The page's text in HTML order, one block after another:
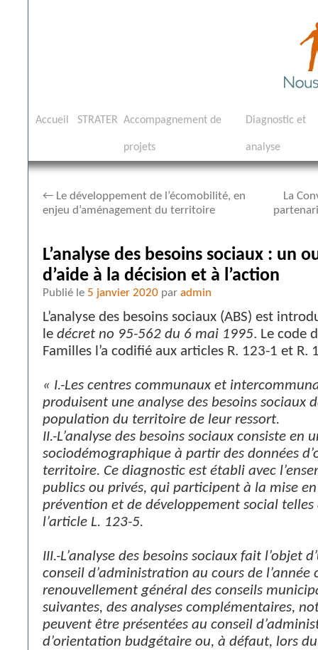
Aller
contenu
Accueil STRATER Accompagnement de
projets
Diagnostic et
analyse
← Le développement de l’écomobilité, en
enjeu d’aménagement du territoire
La
L’analyse des besoins sociaux : un
d’aide à la décision et à l’action
Publié le 5 janvier 2020 par admin
L’analyse des besoins sociaux (ABS) est
le décret no 95-562 du 6 mai 1995. Le code
Familles l’a codifié aux articles R. 123-1 et R.
« I.-Les centres communaux et
produisent une analyse des besoins sociaux
population du territoire de leur ressort.
II.-L’analyse des besoins sociaux consiste en
sociodémographique à partir des données
territoire. Ce diagnostic est établi avec
publics ou privés, qui participent à la mise
prévention et de développement social
l’article L. 123-5.
III.-L’analyse des besoins sociaux fait l’objet
conseil d’administration au cours de
renouvellement général des conseils
suivantes, des analyses complémentaires,
peuvent être présentées au conseil
d’orientation budgétaire ou, à défaut, lors